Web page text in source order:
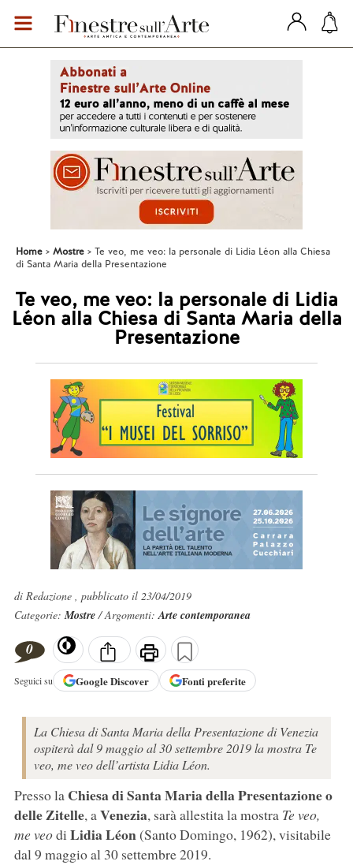
Home Mostre
Te veo, me veo: la personale di Lidia Léon alla Chiesa
di Santa Maria della Presentazione
Te veo, me veo: la personale di Lidia
Léon alla Chiesa di Santa Maria della
Presentazione
di Redazione , pubblicato il 23/04/2019
Categorie:Mostre/ Argomenti:Arte contemporanea
0
Seguici su GoogleDiscover Fonti preferite
La Chiesa di Santa Maria della Presentazione di Venezia
ospiterà dal 9 maggio al 30 settembre 2019 la mostra Te
veo, me veo dell’artista Lidia Léon.
Presso la Chiesa di Santa Maria della Presentazione o
delle Zitelle, aVenezia, sarà allestita la mostraTe veo,
me veodi Lidia Léon(Santo Domingo, 1962), visitabile
dal 9 maggio al 30 settembre 2019.